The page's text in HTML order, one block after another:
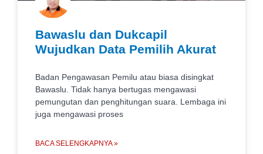
Bawaslu dan Dukcapil
Wujudkan Data Pemilih Akurat
Badan Pengawasan Pemilu atau biasa disingkat
Bawaslu. Tidak hanya bertugas mengawasi
pemungutan dan penghitungan suara. Lembaga ini
juga mengawasi proses
BACA SELENGKAPNYA »